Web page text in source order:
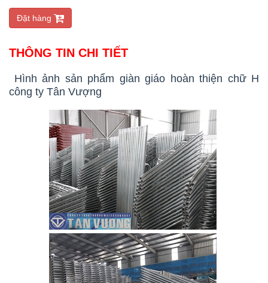
Đặt hàng
THÔNG TIN CHI TIẾT
Hình ảnh sản phẩm giàn giáo hoàn thiện chữ H
công ty Tân Vượng